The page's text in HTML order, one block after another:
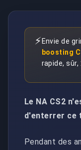
⚡ Envie de
boosting
rapide, sûr,
Le NA CS2
d'enterrer ce
Pendant des